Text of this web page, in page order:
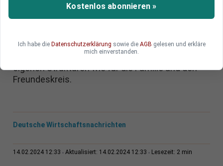
Nach einer neuen Studie gibt es in Deutschland
ein großes ungenutztes Potenzial an
den Arbeitsmarkt zu gewinnen, gelingt allerdings
nur ungenügend. Sie arbeiten - allerdings oft in
eigenen Strukturen wie für die Familie und den
Freundeskreis.
Deutsche Wirtschaftsnachrichten
14.02.2024 12:33 Aktualisiert: 14.02.2024 12:33 Lesezeit: 2 min
Kostenlos abonnieren »
Ich habe die Datenschutzerklärung sowie die AGB gelesen und erkläre
mich einverstanden.